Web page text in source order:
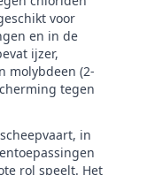
voor
en in de
ijzer,
molybdeen (2-
tegen
in
rol speelt. Het